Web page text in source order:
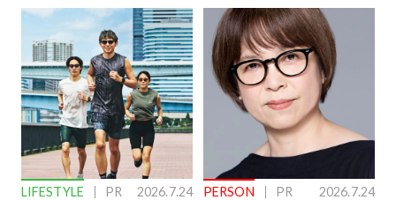
下を救う、脳のインナ
ーケアとは
LIFESTYLE PR 2026.7.24 PERSON PR 2026.7.24